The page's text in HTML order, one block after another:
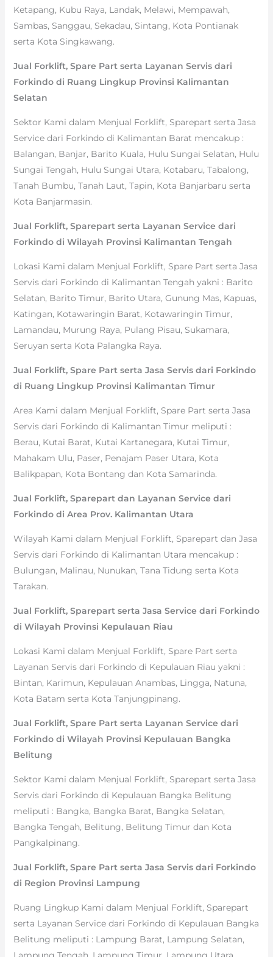
Ketapang, Kubu Raya, Landak, Melawi, Mempawah,
Sambas, Sanggau, Sekadau, Sintang, Kota Pontianak
serta Kota Singkawang.
Jual Forklift, Spare Part serta Layanan Servis dari
Forkindo di Ruang Lingkup Provinsi Kalimantan
Selatan
Sektor Kami dalam Menjual Forklift, Sparepart serta Jasa
Service dari Forkindo di Kalimantan Barat mencakup :
Balangan, Banjar, Barito Kuala, Hulu Sungai Selatan, Hulu
Sungai Tengah, Hulu Sungai Utara, Kotabaru, Tabalong,
Tanah Bumbu, Tanah Laut, Tapin, Kota Banjarbaru serta
Kota Banjarmasin.
Jual Forklift, Sparepart serta Layanan Service dari
Forkindo di Wilayah Provinsi Kalimantan Tengah
Lokasi Kami dalam Menjual Forklift, Spare Part serta Jasa
Servis dari Forkindo di Kalimantan Tengah yakni : Barito
Selatan, Barito Timur, Barito Utara, Gunung Mas, Kapuas,
Katingan, Kotawaringin Barat, Kotawaringin Timur,
Lamandau, Murung Raya, Pulang Pisau, Sukamara,
Seruyan serta Kota Palangka Raya.
Jual Forklift, Spare Part serta Jasa Servis dari Forkindo
di Ruang Lingkup Provinsi Kalimantan Timur
Area Kami dalam Menjual Forklift, Spare Part serta Jasa
Servis dari Forkindo di Kalimantan Timur meliputi :
Berau, Kutai Barat, Kutai Kartanegara, Kutai Timur,
Mahakam Ulu, Paser, Penajam Paser Utara, Kota
Balikpapan, Kota Bontang dan Kota Samarinda.
Jual Forklift, Sparepart dan Layanan Service dari
Forkindo di Area Prov. Kalimantan Utara
Wilayah Kami dalam Menjual Forklift, Sparepart dan Jasa
Servis dari Forkindo di Kalimantan Utara mencakup :
Bulungan, Malinau, Nunukan, Tana Tidung serta Kota
Tarakan.
Jual Forklift, Sparepart serta Jasa Service dari Forkindo
di Wilayah Provinsi Kepulauan Riau
Lokasi Kami dalam Menjual Forklift, Spare Part serta
Layanan Servis dari Forkindo di Kepulauan Riau yakni :
Bintan, Karimun, Kepulauan Anambas, Lingga, Natuna,
Kota Batam serta Kota Tanjungpinang.
Jual Forklift, Spare Part serta Layanan Service dari
Forkindo di Wilayah Provinsi Kepulauan Bangka
Belitung
Sektor Kami dalam Menjual Forklift, Sparepart serta Jasa
Servis dari Forkindo di Kepulauan Bangka Belitung
meliputi : Bangka, Bangka Barat, Bangka Selatan,
Bangka Tengah, Belitung, Belitung Timur dan Kota
Pangkalpinang.
Jual Forklift, Spare Part serta Jasa Servis dari Forkindo
di Region Provinsi Lampung
Ruang Lingkup Kami dalam Menjual Forklift, Sparepart
serta Layanan Service dari Forkindo di Kepulauan Bangka
Belitung meliputi : Lampung Barat, Lampung Selatan,